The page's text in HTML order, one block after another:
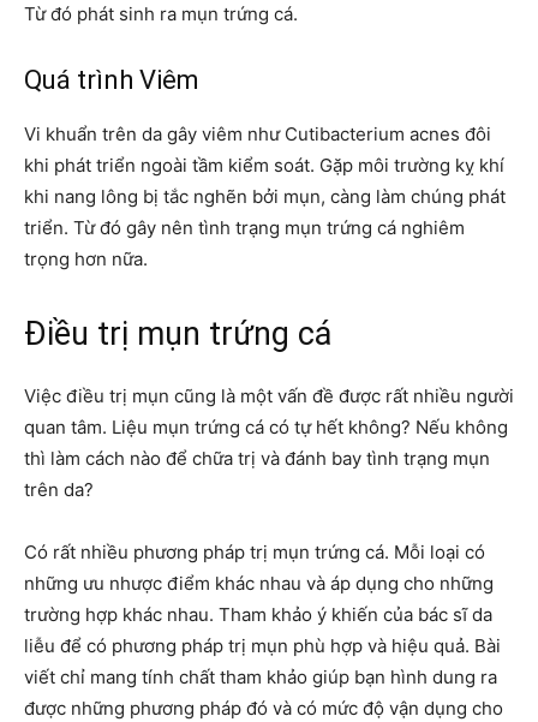
Từ đó phát sinh ra mụn trứng cá.
Quá trình Viêm
Vi khuẩn trên da gây viêm như Cutibacterium acnes đôi
khi phát triển ngoài tầm kiểm soát. Gặp môi trường kỵ khí
khi nang lông bị tắc nghẽn bởi mụn, càng làm chúng phát
triển. Từ đó gây nên tình trạng mụn trứng cá nghiêm
trọng hơn nữa.
Điều trị mụn trứng cá
Việc điều trị mụn cũng là một vấn đề được rất nhiều người
quan tâm. Liệu mụn trứng cá có tự hết không? Nếu không
thì làm cách nào để chữa trị và đánh bay tình trạng mụn
trên da?
Có rất nhiều phương pháp trị mụn trứng cá. Mỗi loại có
những ưu nhược điểm khác nhau và áp dụng cho những
trường hợp khác nhau. Tham khảo ý khiến của bác sĩ da
liễu để có phương pháp trị mụn phù hợp và hiệu quả. Bài
viết chỉ mang tính chất tham khảo giúp bạn hình dung ra
được những phương pháp đó và có mức độ vận dụng cho